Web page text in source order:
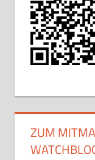
ZUM